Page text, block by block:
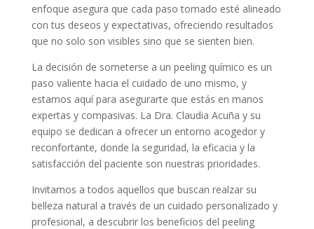
enfoque asegura que cada paso tomado esté alineado
con tus deseos y expectativas, ofreciendo resultados
que no solo son visibles sino que se sienten bien.
La decisión de someterse a un peeling químico es un
paso valiente hacia el cuidado de uno mismo, y
estamos aquí para asegurarte que estás en manos
expertas y compasivas. La Dra. Claudia Acuña y su
equipo se dedican a ofrecer un entorno acogedor y
reconfortante, donde la seguridad, la eficacia y la
satisfacción del paciente son nuestras prioridades.
Invitamos a todos aquellos que buscan realzar su
belleza natural a través de un cuidado personalizado y
profesional, a descubrir los beneficios del peeling